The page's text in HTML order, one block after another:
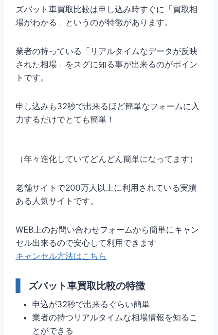
ズバット車買取比較は申し込み時すぐに「買取相
場がわかる」というのが特徴があります。
業者の持っている「リアルタイムなデータが反映
された相場」をスグに知る事が出来るのがポイン
トです。
申し込みも32秒で出来るほど簡単なフォームに入
力するだけでとても簡単！
（年々進化していてどんどん簡単になってます）
老舗サイトで200万人以上に利用されている実績
ある人気サイトです。
WEB上のお問い合わせフォームから簡単にキャン
セル出来るので安心して利用できます
キャンセル方法はこちら
ズバット車買取比較の特徴
申込が32秒で出来るぐらい簡単
業者の持つリアルタイムな相場情報を知るこ
とができる